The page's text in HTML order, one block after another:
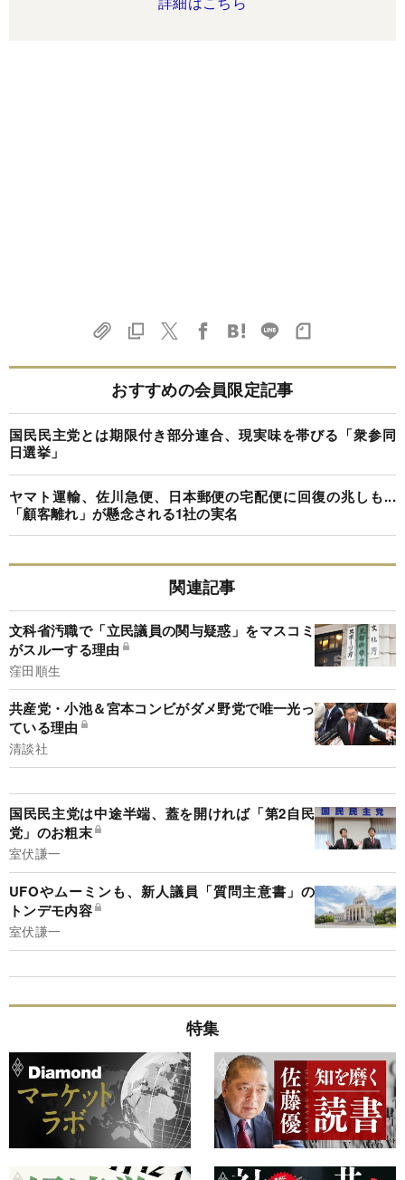
おすすめの会員限定記事
国民民主党とは期限付き部分連合、現実味を帯びる「衆参同
日選挙」
ヤマト運輸、佐川急便、日本郵便の宅配便に回復の兆しも...
「顧客離れ」が懸念される1社の実名
関連記事
文科省汚職で「立民議員の関与疑惑」をマスコミ
がスルーする理由
窪田順生
共産党・小池＆宮本コンビがダメ野党で唯一光っ
ている理由
清談社
国民民主党は中途半端、蓋を開ければ「第2自民
党」のお粗末
室伏謙一
UFOやムーミンも、新人議員「質問主意書」の
トンデモ内容
室伏謙一
特集